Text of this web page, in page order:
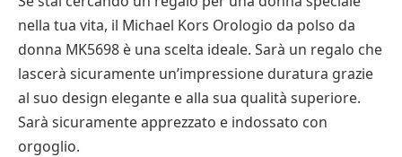
nella tua vita, il Michael Kors Orologio da polso da
donna MK5698 è una scelta ideale. Sarà un regalo che
lascerà sicuramente un’impressione duratura grazie
al suo design elegante e alla sua qualità superiore.
Sarà sicuramente apprezzato e indossato con
orgoglio.